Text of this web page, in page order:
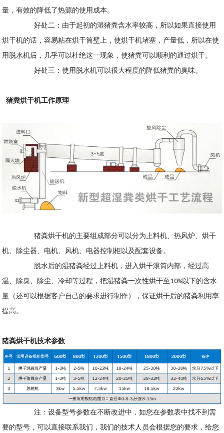
量，有效的降低了热源的使用成本。
好处二：由于起初的湿猪粪含水率较高，所以如果直接使用
烘干机的话，容易粘在烘干筒壁上，使烘干机堵塞，产量低，所以在使
用脱水机后，几乎可以杜绝这一现象，使猪粪可以顺利的通过烘干。
好处三：使用脱水机可以很大程度的降低猪粪的臭味。
猪粪烘干机工作原理
猪粪烘干机的主要组成部分可以分为上料机、热风炉、烘干
机、除尘器、电机、风机、电器控制柜以及配套设备。
脱水后的湿猪粪经过上料机，进入烘干滚筒内部，经过高
温、除臭、除尘、冷却等过程，把湿猪粪一次性烘干至10%以下的含水
量（还可以根据客户自己的要求进行制作），保证烘干后的猪粪利用率
提高。
猪粪烘干机技术参数
注：设备型号参数在不断改进中，如您在参数表中找不到需
要的型号，可以直接联系我们，我们的技术人员会根据您的要求，给您